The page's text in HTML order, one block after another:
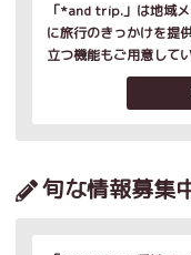
「*and trip.」は地域
に旅行のきっかけを提
立つ機能もご用意して
旬な情報募集